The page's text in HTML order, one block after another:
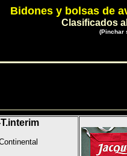
Bidones y bolsas de
Clasificados
(Pinchar